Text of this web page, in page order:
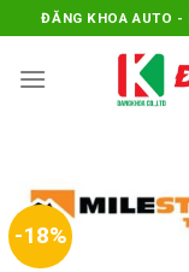
to
content
ĐĂNG KHOA AUTO -
-18%